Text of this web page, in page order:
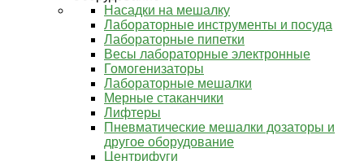
Насадки на мешалку
Лабораторные инструменты и посуда
Лабораторные пипетки
Весы лабораторные электронные
Гомогенизаторы
Лабораторные мешалки
Мерные стаканчики
Лифтеры
Пневматические мешалки дозаторы и
другое оборудование
Центрифуги